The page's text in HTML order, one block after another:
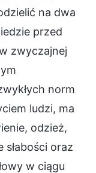
na dwa
przed
zwyczajnej
norm
ludzi, ma
odzież,
słabości oraz
w ciągu